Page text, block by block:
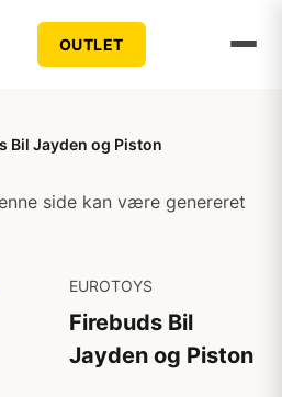
OUTLET
Bil Jayden og Piston
side kan være genereret
EUROTOYS
Firebuds Bil
Jayden og Piston